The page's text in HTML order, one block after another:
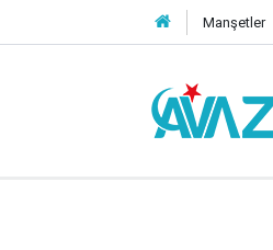
Manşetler